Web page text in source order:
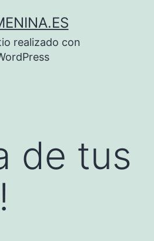
realizado con
de tus